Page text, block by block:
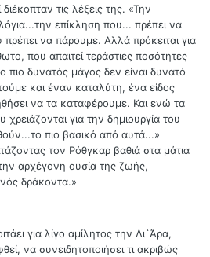
τις λέξεις της. «Την
επίκληση που... πρέπει να
πρέπει να πάρουμε. Αλλά πρόκειται για
που απαιτεί τεράστιες ποσότητες
πιο δυνατός μάγος δεν είναι δυνατό
και έναν καταλύτη, ένα είδος
να τα καταφέρουμε. Και ενώ τα
για την δημιουργία του
πιο βασικό από αυτά...»
τον Ρόθγκαρ βαθιά στα μάτια
αρχέγονη ουσία της ζωής,
δράκοντα.»
για λίγο αμίλητος την Λι`Άρα,
να συνειδητοποιήσει τι ακριβώς